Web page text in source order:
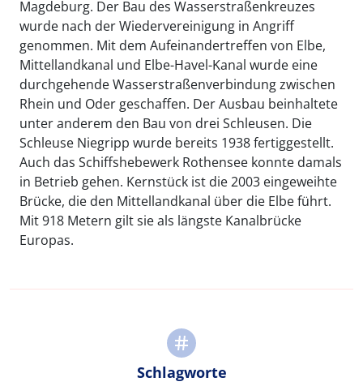
Magdeburg. Der Bau des Wasserstraßenkreuzes
wurde nach der Wiedervereinigung in Angriff
genommen. Mit dem Aufeinandertreffen von Elbe,
Mittellandkanal und Elbe-Havel-Kanal wurde eine
durchgehende Wasserstraßenverbindung zwischen
Rhein und Oder geschaffen. Der Ausbau beinhaltete
unter anderem den Bau von drei Schleusen. Die
Schleuse Niegripp wurde bereits 1938 fertiggestellt.
Auch das Schiffshebewerk Rothensee konnte damals
in Betrieb gehen. Kernstück ist die 2003 eingeweihte
Brücke, die den Mittellandkanal über die Elbe führt.
Mit 918 Metern gilt sie als längste Kanalbrücke
Europas.
Schlagworte